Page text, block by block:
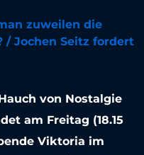
zuweilen die
/ Jochen Seitz fordert
von Nostalgie
am Freitag (18.15
Viktoria im